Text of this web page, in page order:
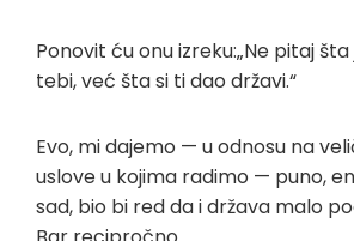
Ponovit ću onu izreku:„Ne pitaj
tebi, već šta si ti dao državi.“
Evo, mi dajemo — u odnosu na
uslove u kojima radimo — puno,
sad, bio bi red da i država malo